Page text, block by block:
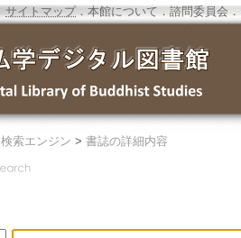
サイトマップ．本館について ． 諮問委員会 ．
検索エンジン > 書誌の詳細内容